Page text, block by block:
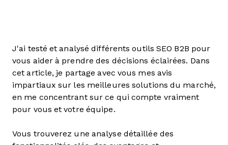
J'ai testé et analysé différents outils SEO B2B pour
vous aider à prendre des décisions éclairées. Dans
cet article, je partage avec vous mes avis
impartiaux sur les meilleures solutions du marché,
en me concentrant sur ce qui compte vraiment
pour vous et votre équipe.
Vous trouverez une analyse détaillée des